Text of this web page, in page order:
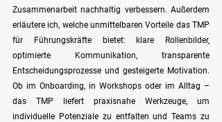
Zusammenarbeit nachhaltig verbessern. Außerdem
erläutere ich, welche unmittelbaren Vorteile das TMP
für Führungskräfte bietet: klare Rollenbilder,
optimierte Kommunikation, transparente
Entscheidungsprozesse und gesteigerte Motivation.
Ob im Onboarding, in Workshops oder im Alltag –
das TMP liefert praxisnahe Werkzeuge, um
individuelle Potenziale zu entfalten und Teams zu